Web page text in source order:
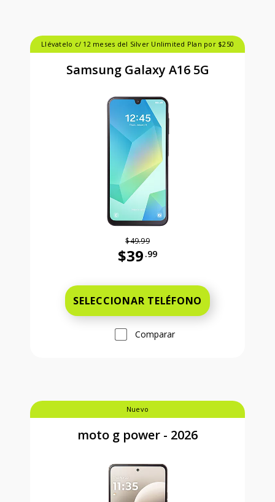
Llévatelo c/ 12 meses del Silver Unlimited Plan por $250
Samsung Galaxy A16 5G
$49.99
$39 .99
SELECCIONAR TELÉFONO
Comparar
Nuevo
moto g power - 2026